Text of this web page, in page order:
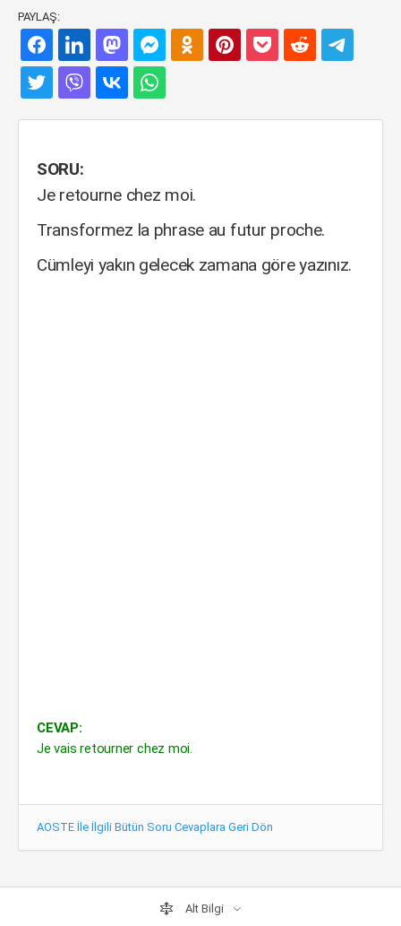
PAYLAŞ:
SORU:
Je retourne chez moi.
Transformez la phrase au futur proche.
Cümleyi yakın gelecek zamana göre yazınız.
CEVAP:
Je vais retourner chez moi.
AOSTE İle İlgili Bütün Soru Cevaplara Geri Dön
Alt Bilgi